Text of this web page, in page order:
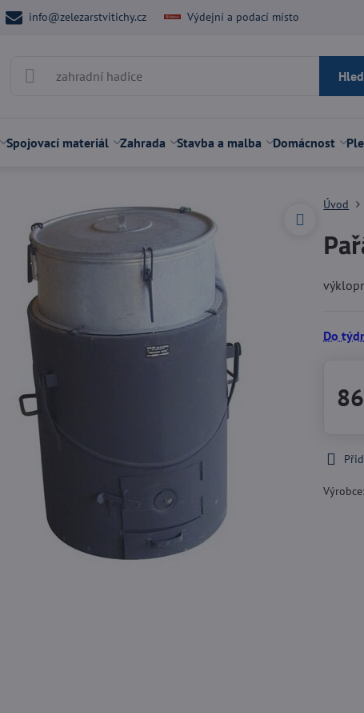
info@zelezarstvitichy.cz Výdejní a podací místo
Spojovací materiál Zahrada Stavba a malba Domácnost
Úvod
Do
Výrobce: